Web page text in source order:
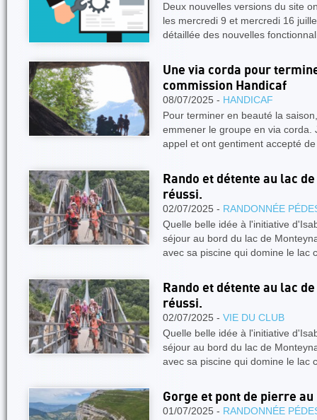
Deux nouvelles versions du site
les mercredi 9 et mercredi 16
détaillée des nouvelles
Une via corda pour
commission Handicaf
08/07/2025 - HANDICAF
Pour terminer en beauté la
emmener le groupe en via corda.
appel et ont gentiment accepté
Rando et détente au lac
réussi.
02/07/2025 - RANDONNÉE
Quelle belle idée à l'initiative
séjour au bord du lac de
avec sa piscine qui domine le lac
Rando et détente au lac
réussi.
02/07/2025 - VIE DU CLUB
Quelle belle idée à l'initiative
séjour au bord du lac de
avec sa piscine qui domine le lac
Gorge et pont de pierre
01/07/2025 - RANDONNÉE